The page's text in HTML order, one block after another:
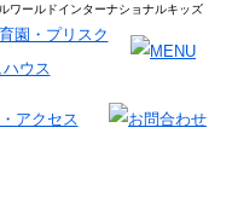
ールドインターナショナルキッズ